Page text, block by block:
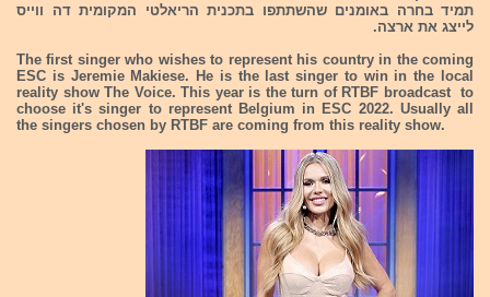
תמיד בחרה באומנים שהשתתפו בתכנית הריאלטי המקומית דה ווייס
לייצג את ארצה.
The first singer who wishes to represent his country in the coming
ESC is Jeremie Makiese. He is the last singer to win in the local
reality show The Voice. This year is the turn of RTBF broadcast to
choose it's singer to represent Belgium in ESC 2022. Usually all
the singers chosen by RTBF are coming from this reality show.